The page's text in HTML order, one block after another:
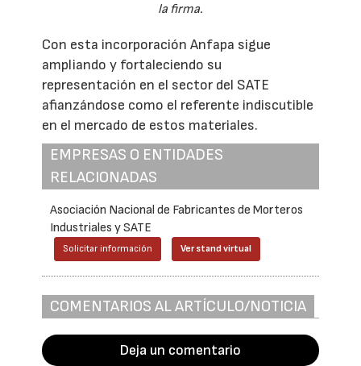
la firma.
Con esta incorporación Anfapa sigue
ampliando y fortaleciendo su
representación en el sector del SATE
afianzándose como el referente indiscutible
en el mercado de estos materiales.
EMPRESAS O ENTIDADES
RELACIONADAS
Asociación Nacional de Fabricantes de Morteros
Industriales y SATE
Solicitar información Ver stand virtual
COMENTARIOS AL ARTÍCULO/NOTICIA
Deja un comentario